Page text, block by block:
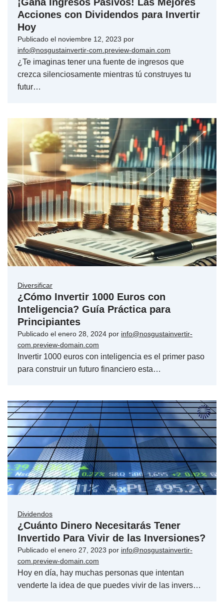
Acciones con Dividendos para Invertir
Hoy
Publicado el noviembre 12, 2023 por
info@nosgustainvertir-com.preview-domain.com
¿Te imaginas tener una fuente de ingresos que
crezca silenciosamente mientras tú construyes tu
futur…
Diversificar
¿Cómo Invertir 1000 Euros con
Inteligencia? Guía Práctica para
Principiantes
Publicado el enero 28, 2024 por info@nosgustainvertir-
com.preview-domain.com
Invertir 1000 euros con inteligencia es el primer paso
para construir un futuro financiero esta…
Dividendos
¿Cuánto Dinero Necesitarás Tener
Invertido Para Vivir de las Inversiones?
Publicado el enero 27, 2023 por info@nosgustainvertir-
com.preview-domain.com
Hoy en día, hay muchas personas que intentan
venderte la idea de que puedes vivir de las invers…